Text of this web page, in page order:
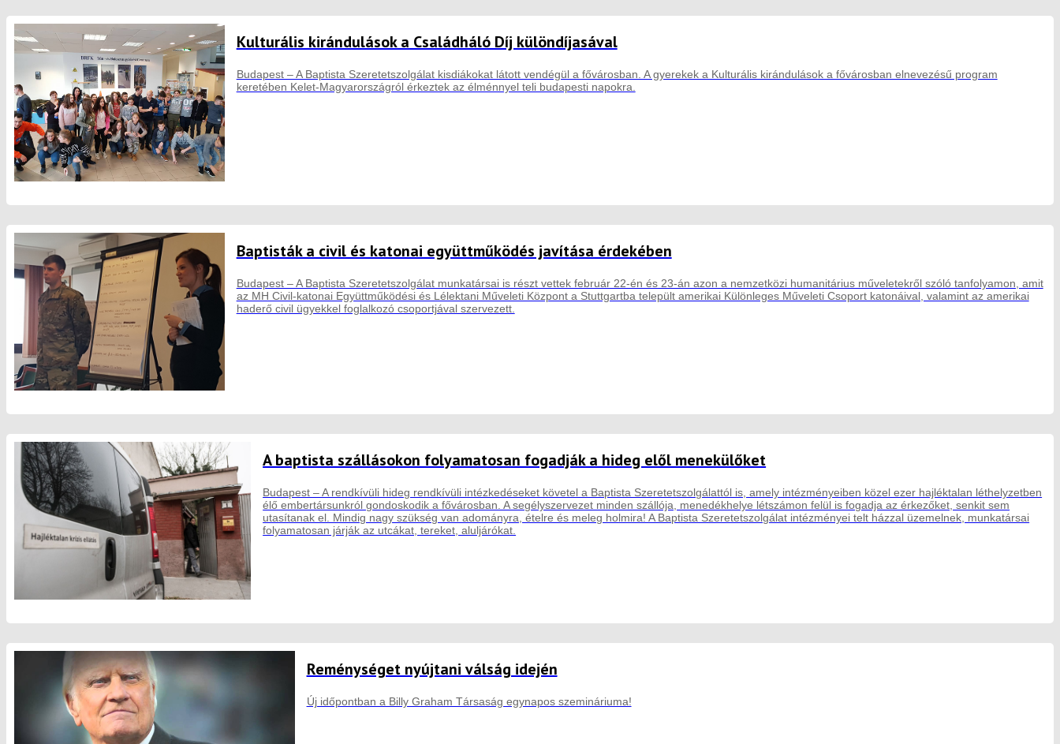
Kulturális kirándulások a Családháló Díj különdíjasával
Budapest – A Baptista Szeretetszolgálat kisdiákokat látott vendégül a fővárosban. A gyerekek a Kulturális kirándulások a fővárosban elnevezésű program
keretében Kelet-Magyarországról érkeztek az élménnyel teli budapesti napokra.
Baptisták a civil és katonai együttműködés javítása érdekében
Budapest – A Baptista Szeretetszolgálat munkatársai is részt vettek február 22-én és 23-án azon a nemzetközi humanitárius műveletekről szóló tanfolyamon, amit
az MH Civil-katonai Együttműködési és Lélektani Műveleti Központ a Stuttgartba települt amerikai Különleges Műveleti Csoport katonáival, valamint az amerikai
haderő civil ügyekkel foglalkozó csoportjával szervezett.
A baptista szállásokon folyamatosan fogadják a hideg elől menekülőket
Budapest – A rendkívüli hideg rendkívüli intézkedéseket követel a Baptista Szeretetszolgálattól is, amely intézményeiben közel ezer hajléktalan léthelyzetben
élő embertársunkról gondoskodik a fővárosban. A segélyszervezet minden szállója, menedékhelye létszámon felül is fogadja az érkezőket, senkit sem
utasítanak el. Mindig nagy szükség van adományra, ételre és meleg holmira! A Baptista Szeretetszolgálat intézményei telt házzal üzemelnek, munkatársai
folyamatosan járják az utcákat, tereket, aluljárókat.
Reménységet nyújtani válság idején
Új időpontban a Billy Graham Társaság egynapos szemináriuma!